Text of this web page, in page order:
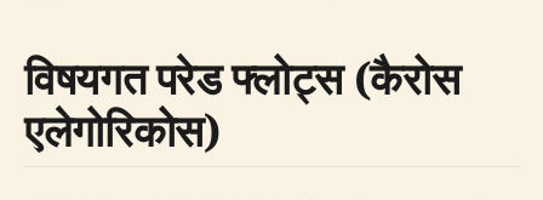
विषयगत परेड फ्लोट्स (कैरोस
एलेगोरिकोस)